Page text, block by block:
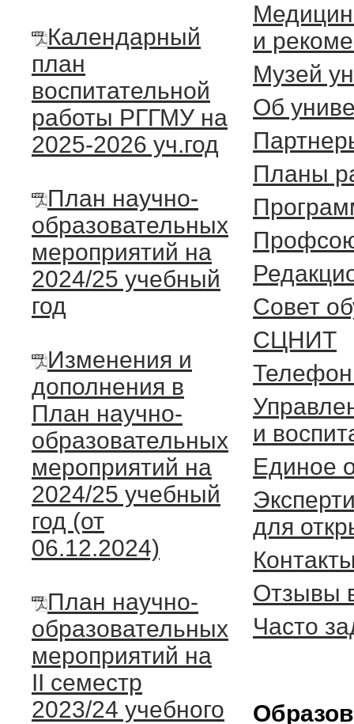
Календарный
план
воспитательной
работы РГГМУ на
2025-2026 уч.год
План научно-
образовательных
мероприятий на
2024/25 учебный
год
Изменения и
дополнения в
План научно-
образовательных
мероприятий на
2024/25 учебный
год (от
06.12.2024)
План научно-
образовательных
мероприятий на
II семестр
2023/24 учебного
и
Музей
Об
Планы
Cовет
СЦНИТ
и
Единое
для
Отзывы
Часто